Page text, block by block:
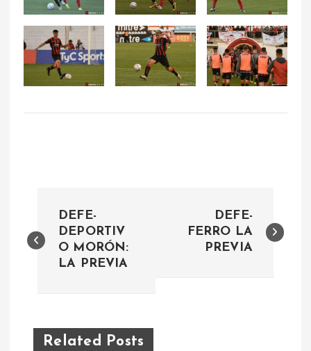
a
DEFE-
DEPORTIV
O MORÓN:
LA PREVIA
DEFE-
FERRO LA
PREVIA
Related Posts